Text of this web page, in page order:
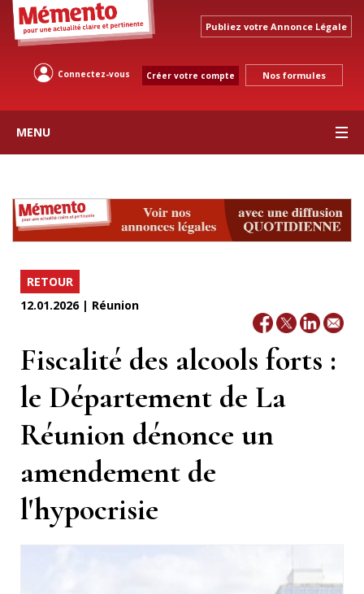
Publiez votre Annonce Légale
Connectez-vous Créer votre compte Nos formules
MENU
RETOUR
12.01.2026 | Réunion
Fiscalité des alcools forts :
le Département de La
Réunion dénonce un
amendement de
l'hypocrisie